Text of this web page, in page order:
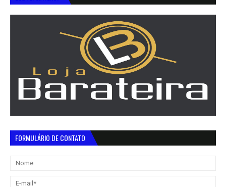
FORMULÁRIO DE CONTATO